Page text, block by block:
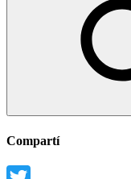
Compartí